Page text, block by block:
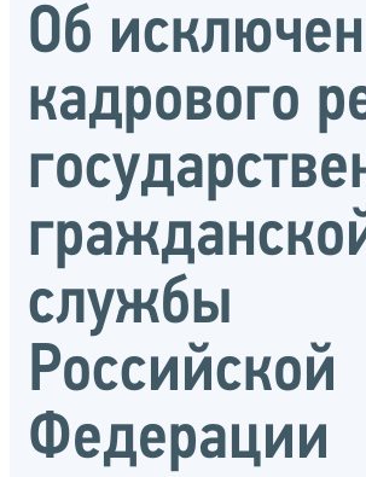
Об
кадрового
службы
Российской
Федерации